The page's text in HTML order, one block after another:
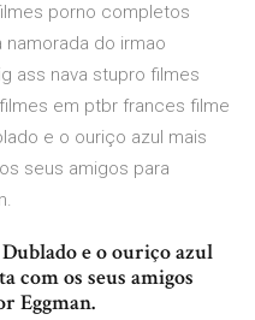
porno completos
do irmao
ass nava stupro filmes
em ptbr frances filme
e o ouriço azul mais
seus amigos para
e o ouriço azul
com os seus amigos
Eggman.